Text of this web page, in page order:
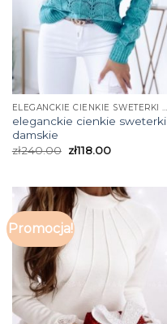
eleganckie cienkie sweterki
damskie
zł240.00 zł118.00
Promocja!